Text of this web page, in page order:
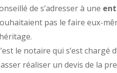
de s’adresser à une
pas le faire eux-
le notaire qui s’est
réaliser un devis de la